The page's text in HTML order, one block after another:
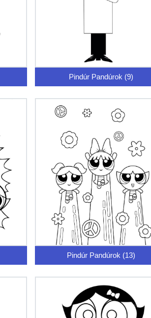
Pindúr Pandúrok (9)
Pindúr Pandúrok (13)